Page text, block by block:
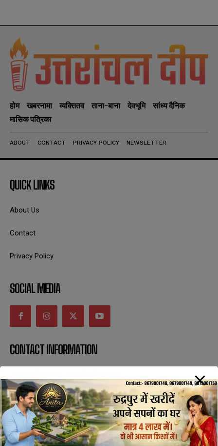
होम खबरनामा व्यक्तितव ताना-बाना देवभूमि
सांध्य दैनिक
मासिक पत्रिका
ABOUT CONTACT PRIVACY POLICY NEWSLETTER
QUICK LINKS
About Us
Contact
Privacy Policy
SOCIAL MEDIA
CONTACT INFORMATION
SUBSCRIBE NOW